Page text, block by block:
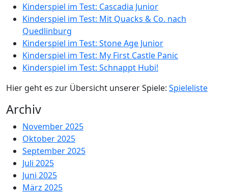
Kinderspiel im Test: Cascadia Junior
Kinderspiel im Test: Mit Quacks & Co. nach
Quedlinburg
Kinderspiel im Test: Stone Age Junior
Kinderspiel im Test: My First Castle Panic
Kinderspiel im Test: Schnappt Hubi!
Hier geht es zur Übersicht unserer Spiele: Spieleliste
Archiv
November 2025
Oktober 2025
September 2025
Juli 2025
Juni 2025
März 2025